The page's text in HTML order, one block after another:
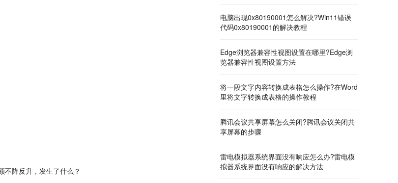
不降反升，发生了什么？
电脑出现0x80190001怎么解决?Win11错误
代码0x80190001的解决教程
Edge浏览器兼容性视图设置在哪里?Edge浏
览器兼容性视图设置方法
将一段文字内容转换成表格怎么操作?在Word
里将文字转换成表格的操作教程
腾讯会议共享屏幕怎么关闭?腾讯会议关闭共
享屏幕的步骤
雷电模拟器系统界面没有响应怎么办?雷电模
拟器系统界面没有响应的解决方法